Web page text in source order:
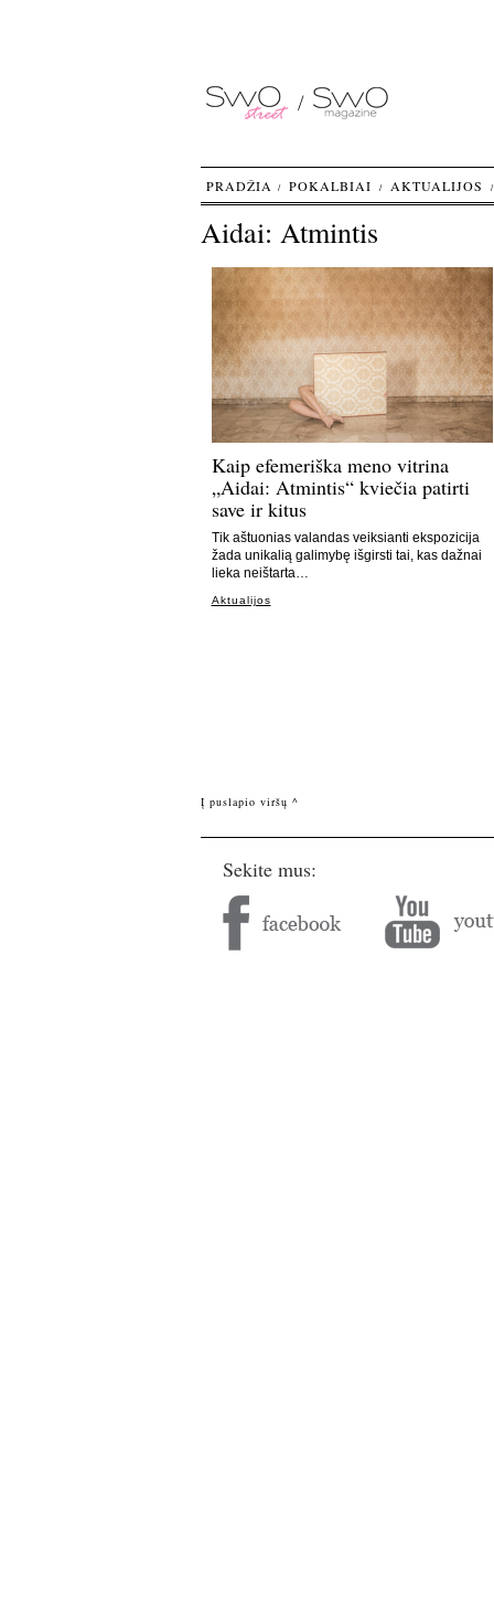
Aidai: Atmintis
Kaip efemeriška meno vitrina
„Aidai: Atmintis“ kviečia patirti
save ir kitus
Tik aštuonias valandas veiksianti ekspozicija
žada unikalią galimybę išgirsti tai, kas dažnai
lieka neištarta…
Aktualijos
PRADŽIA POKALBIAI AKTUALIJOS
Į puslapio viršų ^
Sekite mus: